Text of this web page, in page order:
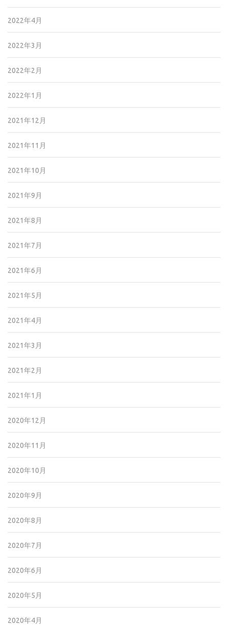
2022年4月
2022年3月
2022年2月
2022年1月
2021年12月
2021年11月
2021年10月
2021年9月
2021年8月
2021年7月
2021年6月
2021年5月
2021年4月
2021年3月
2021年2月
2021年1月
2020年12月
2020年11月
2020年10月
2020年9月
2020年8月
2020年7月
2020年6月
2020年5月
2020年4月